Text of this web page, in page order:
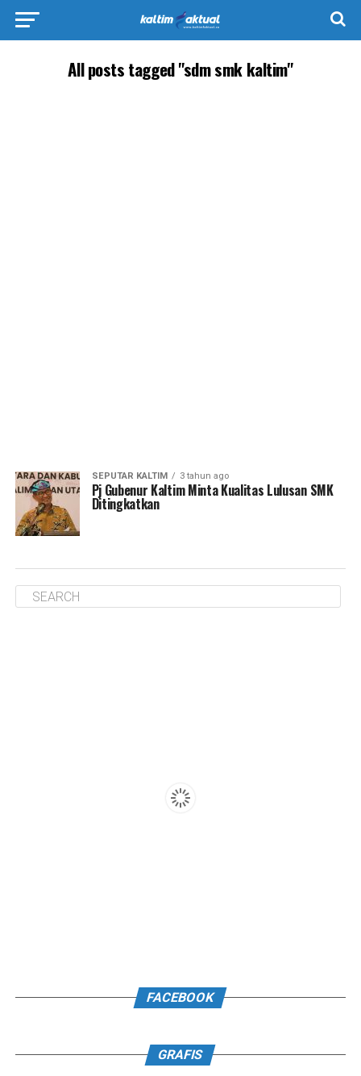
All posts tagged "sdm smk kaltim"
SEPUTAR KALTIM 3 tahun ago
Pj Gubenur Kaltim Minta Kualitas Lulusan SMK
Ditingkatkan
FACEBOOK
GRAFIS